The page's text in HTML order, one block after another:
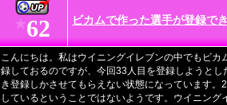
★62 ビカムで作った選手が登録で
こんにちは。私はウイニングイレブンの中でもビ
録しておるのですが、今回33人目を登録しようと
き登録しかさせてもらえない状態になっています
しているということではないようです。ウイニン